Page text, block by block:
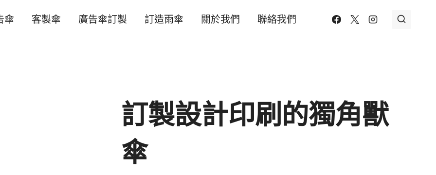
傘 客製傘 廣告傘訂製 訂造雨傘 關於我們 聯絡我們
訂製設計印刷的獨角獸
傘